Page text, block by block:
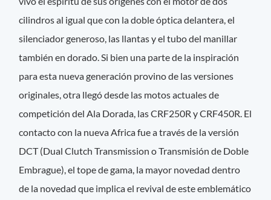
cilindros al igual que con la doble óptica delantera, el
silenciador generoso, las llantas y el tubo del manillar
también en dorado. Si bien una parte de la inspiración
para esta nueva generación provino de las versiones
originales, otra llegó desde las motos actuales de
competición del Ala Dorada, las CRF250R y CRF450R. El
contacto con la nueva Africa fue a través de la versión
DCT (Dual Clutch Transmission o Transmisión de Doble
Embrague), el tope de gama, la mayor novedad dentro
de la novedad que implica el revival de este emblemático